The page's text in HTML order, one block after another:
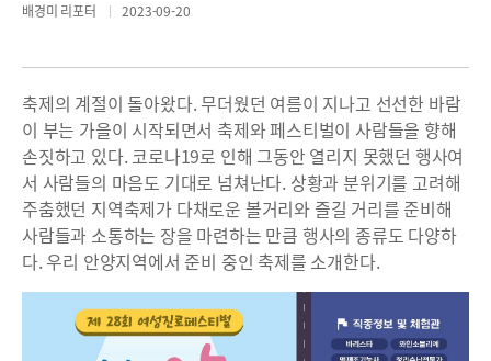
배경미 리포터 2023-09-20
축제의 계절이 돌아왔다. 무더웠던 여름이 지나고 선선한 바람
이 부는 가을이 시작되면서 축제와 페스티벌이 사람들을 향해
손짓하고 있다. 코로나19로 인해 그동안 열리지 못했던 행사여
서 사람들의 마음도 기대로 넘쳐난다. 상황과 분위기를 고려해
주춤했던 지역축제가 다채로운 볼거리와 즐길 거리를 준비해
사람들과 소통하는 장을 마련하는 만큼 행사의 종류도 다양하
다. 우리 안양지역에서 준비 중인 축제를 소개한다.